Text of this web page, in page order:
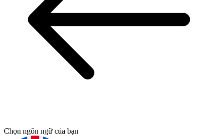
Chọn ngôn ngữ của bạn